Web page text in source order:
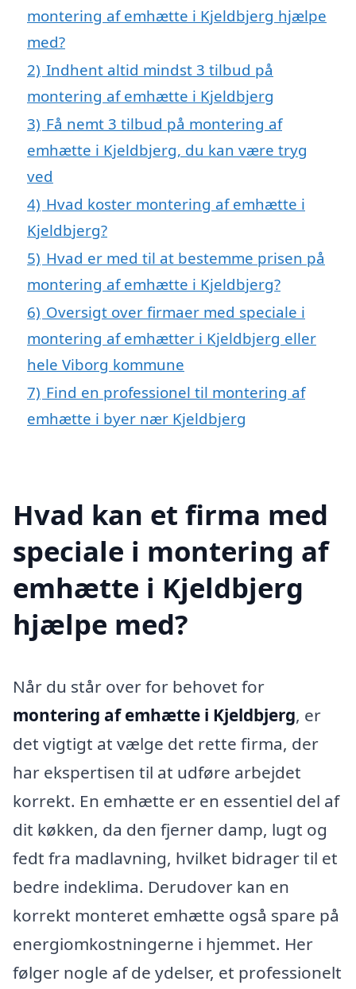
montering af emhætte i Kjeldbjerg hjælpe
med?
2) Indhent altid mindst 3 tilbud på
montering af emhætte i Kjeldbjerg
3) Få nemt 3 tilbud på montering af
emhætte i Kjeldbjerg, du kan være tryg
ved
4) Hvad koster montering af emhætte i
Kjeldbjerg?
5) Hvad er med til at bestemme prisen på
montering af emhætte i Kjeldbjerg?
6) Oversigt over firmaer med speciale i
montering af emhætter i Kjeldbjerg eller
hele Viborg kommune
7) Find en professionel til montering af
emhætte i byer nær Kjeldbjerg
Hvad kan et firma med
speciale i montering af
emhætte i Kjeldbjerg
hjælpe med?
Når du står over for behovet for
montering af emhætte i Kjeldbjerg, er
det vigtigt at vælge det rette firma, der
har ekspertisen til at udføre arbejdet
korrekt. En emhætte er en essentiel del af
dit køkken, da den fjerner damp, lugt og
fedt fra madlavning, hvilket bidrager til et
bedre indeklima. Derudover kan en
korrekt monteret emhætte også spare på
energiomkostningerne i hjemmet. Her
følger nogle af de ydelser, et professionelt